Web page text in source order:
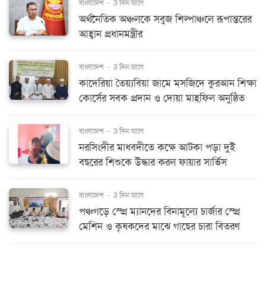
বাংলাদেশ - 3 দিন আগে
অর্থনৈতিক অঞ্চলকে সবুজ শিল্পাঞ্চলে রূপান্তরের
আহ্বান প্রধানমন্ত্রীর
বাংলাদেশ - 3 দিন আগে
কাদেরিয়া তৈয়্যবিয়া জামে মসজিদে কুরআন শিক্ষা
কোর্সের সবক প্রদান ও দোয়া মাহফিল অনুষ্ঠিত
বাংলাদেশ - 3 দিন আগে
নরসিংদীর মাধবদীতে কক্ষে আটকা পড়া দুই
বছরের শিশুকে উদ্ধার করল ফায়ার সার্ভিস
বাংলাদেশ - 3 দিন আগে
পঞ্চগড়ে স্প্রে ম্যানদের বিনামূল্যে চার্জার স্প্রে
মেশিন ও কৃষকদের মাঝে গাছের চারা বিতরণ